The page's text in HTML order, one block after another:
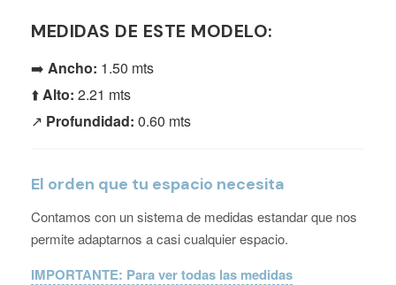
MEDIDAS DE ESTE MODELO:
➡️ Ancho: 1.50 mts
⬆️Alto: 2.21 mts
↗️ Profundidad: 0.60 mts
El orden que tu espacio necesita
Contamos con un sistema de medidas estandar que nos
permite adaptarnos a casi cualquier espacio.
IMPORTANTE: Para ver todas las medidas